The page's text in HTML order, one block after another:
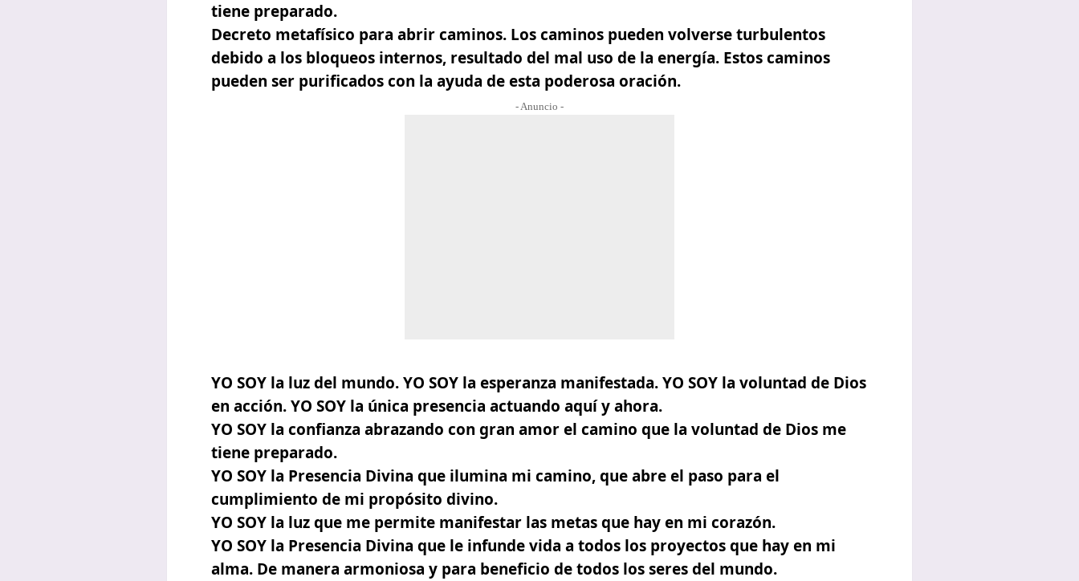
tiene preparado.
Decreto metafísico para abrir caminos. Los caminos pueden volverse turbulentos
debido a los bloqueos internos, resultado del mal uso de la energía. Estos caminos
pueden ser purificados con la ayuda de esta poderosa oración.
- Anuncio -
YO SOY la luz del mundo. YO SOY la esperanza manifestada. YO SOY la voluntad de Dios
en acción. YO SOY la única presencia actuando aquí y ahora.
YO SOY la confianza abrazando con gran amor el camino que la voluntad de Dios me
tiene preparado.
YO SOY la Presencia Divina que ilumina mi camino, que abre el paso para el
cumplimiento de mi propósito divino.
YO SOY la luz que me permite manifestar las metas que hay en mi corazón.
YO SOY la Presencia Divina que le infunde vida a todos los proyectos que hay en mi
alma. De manera armoniosa y para beneficio de todos los seres del mundo.